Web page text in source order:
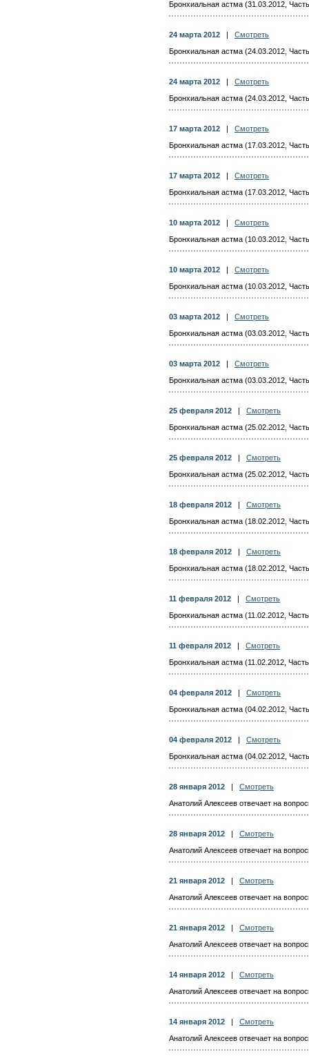
Бронхиальная астма (31.03.2012,
24 марта 2012
Смотреть
Бронхиальная астма (24.03.2012,
24 марта 2012
Смотреть
Бронхиальная астма (24.03.2012,
17 марта 2012
Смотреть
Бронхиальная астма (17.03.2012,
17 марта 2012
Смотреть
Бронхиальная астма (17.03.2012,
10 марта 2012
Смотреть
Бронхиальная астма (10.03.2012,
10 марта 2012
Смотреть
Бронхиальная астма (10.03.2012,
03 марта 2012
Смотреть
Бронхиальная астма (03.03.2012,
03 марта 2012
Смотреть
Бронхиальная астма (03.03.2012,
25 февраля 2012
Смотреть
Бронхиальная астма (25.02.2012,
25 февраля 2012
Смотреть
Бронхиальная астма (25.02.2012,
18 февраля 2012
Смотреть
Бронхиальная астма (18.02.2012,
18 февраля 2012
Смотреть
Бронхиальная астма (18.02.2012,
11 февраля 2012
Смотреть
Бронхиальная астма (11.02.2012,
11 февраля 2012
Смотреть
Бронхиальная астма (11.02.2012,
04 февраля 2012
Смотреть
Бронхиальная астма (04.02.2012,
04 февраля 2012
Смотреть
Бронхиальная астма (04.02.2012,
28 января 2012
Смотреть
Анатолий Алексеев отвечает на
28 января 2012
Смотреть
Анатолий Алексеев отвечает на
21 января 2012
Смотреть
Анатолий Алексеев отвечает на
21 января 2012
Смотреть
Анатолий Алексеев отвечает на
14 января 2012
Смотреть
Анатолий Алексеев отвечает на
14 января 2012
Смотреть
Анатолий Алексеев отвечает на